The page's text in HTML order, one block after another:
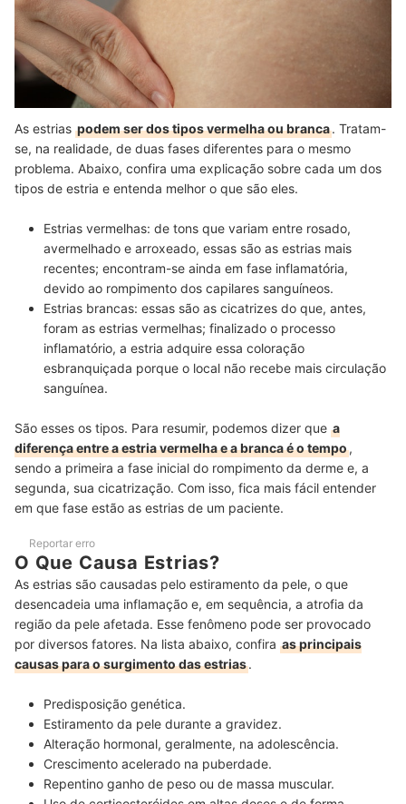
As estrias podem ser dos tipos vermelha ou branca. Tratam-
se, na realidade, de duas fases diferentes para o mesmo
problema. Abaixo, confira uma explicação sobre cada um dos
tipos de estria e entenda melhor o que são eles.
Estrias vermelhas: de tons que variam entre rosado,
avermelhado e arroxeado, essas são as estrias mais
recentes; encontram-se ainda em fase inflamatória,
devido ao rompimento dos capilares sanguíneos.
Estrias brancas: essas são as cicatrizes do que, antes,
foram as estrias vermelhas; finalizado o processo
inflamatório, a estria adquire essa coloração
esbranquiçada porque o local não recebe mais circulação
sanguínea.
São esses os tipos. Para resumir, podemos dizer que a
diferença entre a estria vermelha e a branca é o tempo,
sendo a primeira a fase inicial do rompimento da derme e, a
segunda, sua cicatrização. Com isso, fica mais fácil entender
em que fase estão as estrias de um paciente.
Reportar erro
O Que Causa Estrias?
As estrias são causadas pelo estiramento da pele, o que
desencadeia uma inflamação e, em sequência, a atrofia da
região da pele afetada. Esse fenômeno pode ser provocado
por diversos fatores. Na lista abaixo, confira as principais
causas para o surgimento das estrias.
Predisposição genética.
Estiramento da pele durante a gravidez.
Alteração hormonal, geralmente, na adolescência.
Crescimento acelerado na puberdade.
Repentino ganho de peso ou de massa muscular.